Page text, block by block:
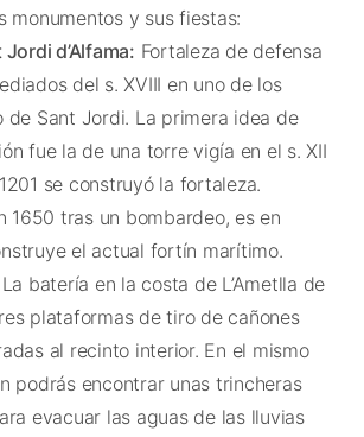
monumentos y sus fiestas:
d’Alfama: Fortaleza de defensa
del s. XVIII en uno de los
de Sant Jordi. La primera idea de
fue la de una torre vigía en el s. XII
se construyó la fortaleza.
1650 tras un bombardeo, es en
el actual fortín marítimo.
La batería en la costa de L’Ametlla de
plataformas de tiro de cañones
al recinto interior. En el mismo
podrás encontrar unas trincheras
evacuar las aguas de las lluvias